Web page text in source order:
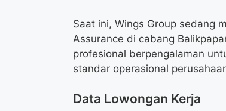
Saat ini, Wings Group sedang
Assurance di cabang
profesional berpengalaman
standar operasional
Data Lowongan Kerja